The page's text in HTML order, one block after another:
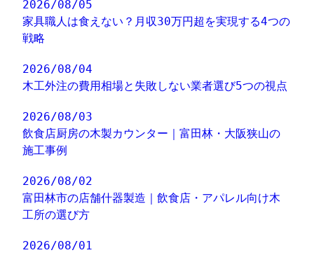
2026/08/05
家具職人は食えない？月収30万円超を実現する4つの
戦略
2026/08/04
木工外注の費用相場と失敗しない業者選び5つの視点
2026/08/03
飲食店厨房の木製カウンター｜富田林・大阪狭山の
施工事例
2026/08/02
富田林市の店舗什器製造｜飲食店・アパレル向け木
工所の選び方
2026/08/01